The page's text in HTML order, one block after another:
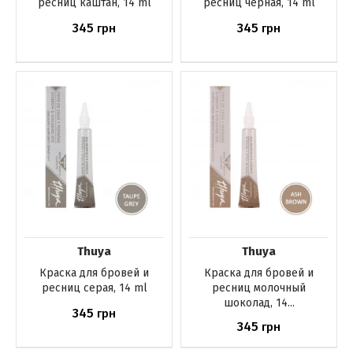
ресниц каштан, 14 ml
345 грн
ресниц черная, 14 ml
345 грн
Thuya
Краска для бровей и
ресниц серая, 14 ml
345 грн
Thuya
Краска для бровей и
ресниц молочный
шоколад, 14...
345 грн